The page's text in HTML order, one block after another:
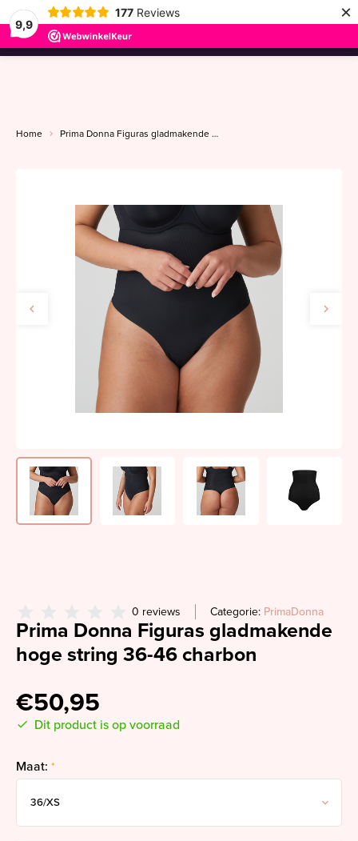
9,9
177 Reviews ×
menu
Home Prima Donna Figuras gladmakende hoge string 36-46 charbon
0 reviews Categorie: PrimaDonna
Prima Donna Figuras gladmakende
hoge string 36-46 charbon
€50,95
Dit product is op voorraad
Maat: *